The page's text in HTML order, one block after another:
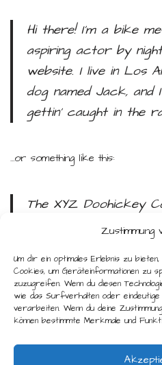
Zustimmung
Um dir ein optimales Erlebnis zu
Cookies, um Geräteinformationen zu
zuzugreifen. Wenn du diesen
wie das Surfverhalten oder
verarbeiten. Wenn du deine
können bestimmte Merkmale und
Hi there! I’m a bike
aspiring actor by
website. I live in Los
dog named Jack, and
gettin‘ caught in the
…or something like this:
The XYZ Doohickey
in 1971, and has been
Located in Gotham
2,000 people and
things for the
As a new WordPress user,